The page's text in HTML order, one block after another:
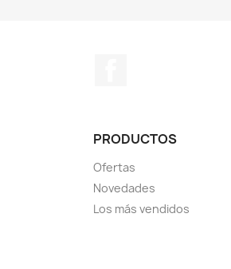
PRODUCTOS
Ofertas
Novedades
Los más vendidos